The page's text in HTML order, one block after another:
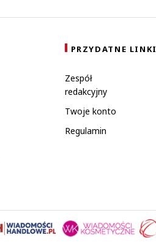
PRZYDATNE LINKI
Zespół
redakcyjny
Twoje konto
Regulamin